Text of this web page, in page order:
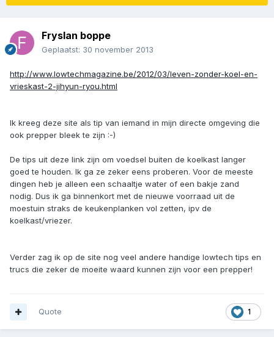
Fryslan boppe
Geplaatst: 30 november 2013
http://www.lowtechmagazine.be/2012/03/leven-zonder-koel-en-
vrieskast-2-jihyun-ryou.html
Ik kreeg deze site als tip van iemand in mijn directe omgeving die
ook prepper bleek te zijn :-)
De tips uit deze link zijn om voedsel buiten de koelkast langer
goed te houden. Ik ga ze zeker eens proberen. Voor de meeste
dingen heb je alleen een schaaltje water of een bakje zand
nodig. Dus ik ga binnenkort met de nieuwe voorraad uit de
moestuin straks de keukenplanken vol zetten, ipv de
koelkast/vriezer.
Verder zag ik op de site nog veel andere handige lowtech tips en
trucs die zeker de moeite waard kunnen zijn voor een prepper!
1
Quote